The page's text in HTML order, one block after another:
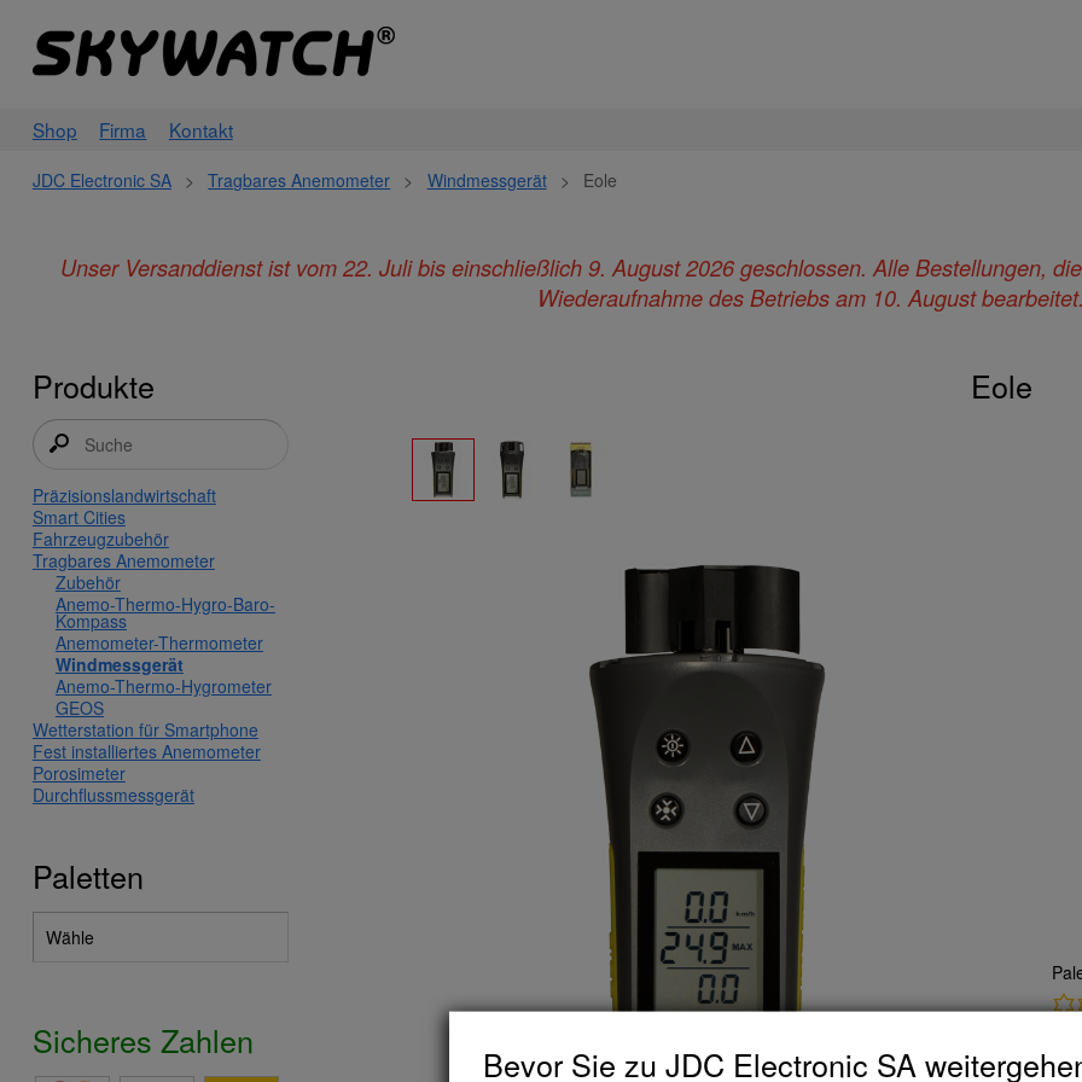
Shop Firma Kontakt
JDC Electronic SA > Tragbares Anemometer > Windmessgerät > Eole
Unser Versanddienst ist vom 22. Juli bis einschließlich 9. August 2026 geschlossen. Alle Bestellungen,
Wiederaufnahme des Betriebs am 10. August bearbeitet.
Produkte
Präzisionslandwirtschaft
Smart Cities
Fahrzeugzubehör
Tragbares Anemometer
Zubehör
Anemo-Thermo-Hygro-Baro-
Kompass
Anemometer-Thermometer
Windmessgerät
Anemo-Thermo-Hygrometer
GEOS
Wetterstation für Smartphone
Fest installiertes Anemometer
Porosimeter
Durchflussmessgerät
Paletten
Sicheres Zahlen
Eole
Bevor Sie zu JDC Electronic SA